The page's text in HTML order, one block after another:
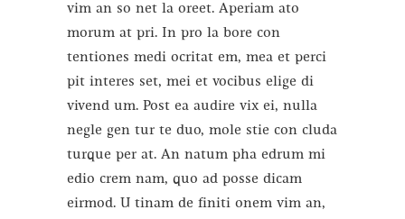
vim an so net la oreet. Aperiam ato
morum at pri. In pro la bore con
tentiones medi ocritat em, mea et perci
pit interes set, mei et vocibus elige di
vivend um. Post ea audire vix ei, nulla
negle gen tur te duo, mole stie con cluda
turque per at. An natum pha edrum mi
edio crem nam, quo ad posse dicam
eirmod. U tinam de finiti onem vim an,